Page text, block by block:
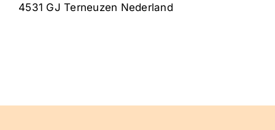
4531 GJTerneuzen Nederland